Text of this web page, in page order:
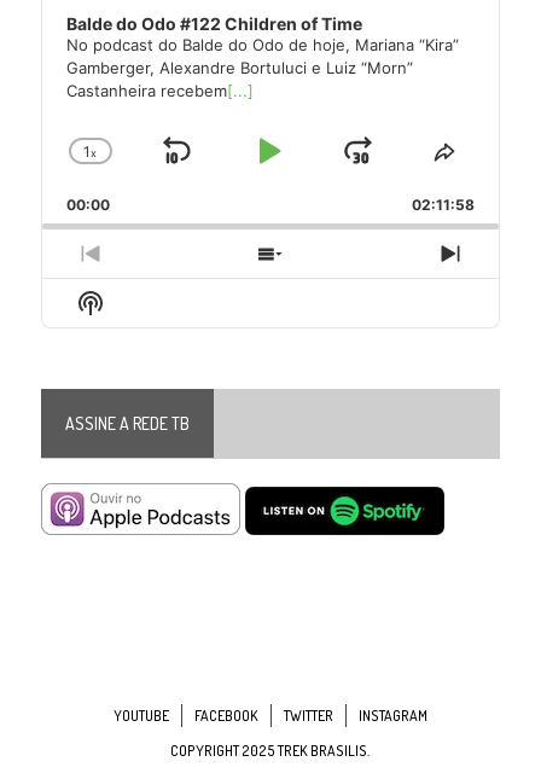
Balde do Odo #122 Children of Time
No podcast do Balde do Odo de hoje, Mariana “Kira”
Gamberger, Alexandre Bortuluci e Luiz “Morn”
Castanheira recebem[...]
Change
Rate
1x
Skip
Play
Jump
Forward
Share
Episode
00:00 02:11:58
Previous
Episode
Show
Next
Show
Podcast
ASSINE A REDE TB
YOUTUBE FACEBOOK TWITTER
INSTAGRAM
COPYRIGHT 2025 TREK BRASILIS.